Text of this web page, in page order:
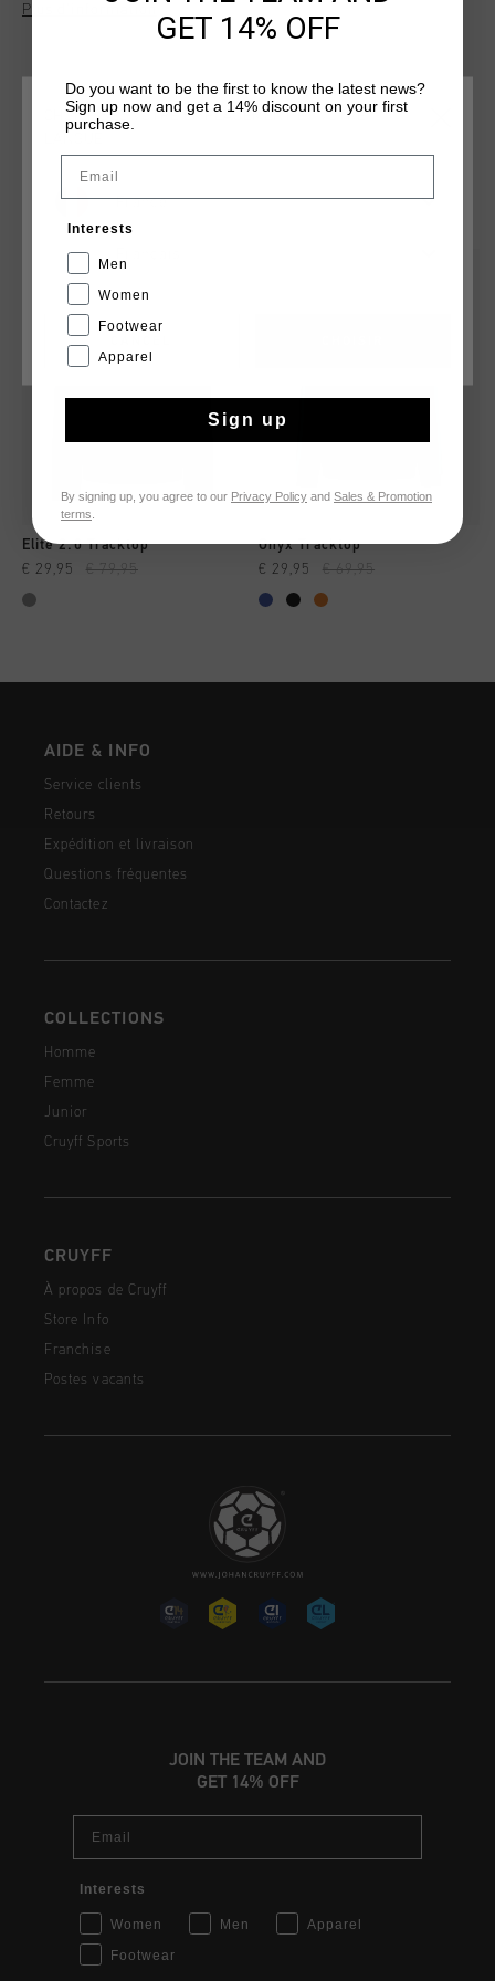
optimal ventilation and reflective elements for enhanced
visibility, it's perfect for outdoor activities. The full zip design
lifestyle.
Plus d’information
TU POURRAIS AIMER
Elite 2.0 Tracktop
€ 29,95 € 79,95
Onyx Tracktop
€ 29,95 € 69,95
AIDE & INFO
Service clients
Retours
Expédition et livraison
Questions fréquentes
Contactez
COLLECTIONS
Homme
Femme
Junior
Cruyff Sports
CRUYFF
À propos de Cruyff
Store Info
Franchise
Postes vacants
JOIN THE TEAM AND
GET 14% OFF
Interests
Women Men
Apparel
Footwear
CHOISISSEZ VOTRE EMPLACEMENT ET VOTRE
France
GET 14% OFF
Do you want to be the first to know the latest news?
Sign up now and get a 14% discount on your first
purchase.
Interests
Men
Women
Footwear
Apparel
Sign up
By signing up, you agree to our Privacy Policy and Sales & Promotion
terms